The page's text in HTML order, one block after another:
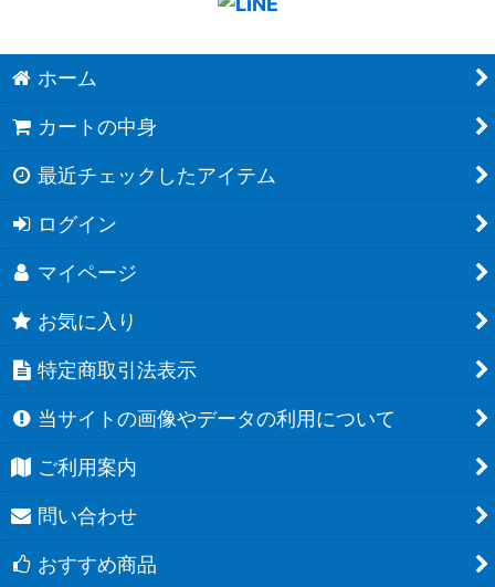
ホーム
カートの中身
最近チェックしたアイテム
ログイン
マイページ
お気に入り
特定商取引法表示
当サイトの画像やデータの利用について
ご利用案内
問い合わせ
おすすめ商品